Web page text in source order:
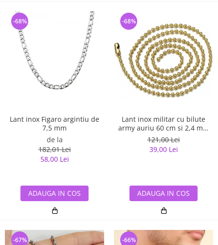
Lant inox Figaro argintiu de
7,5 mm
de la
182,01 Lei
58,00 Lei
-68%
ADAUGA IN COS
Lant inox militar cu bilute
army auriu 60 cm si 2,4 mm
grosime
121,00 Lei
39,00 Lei
-68%
ADAUGA IN COS
-67% -66%